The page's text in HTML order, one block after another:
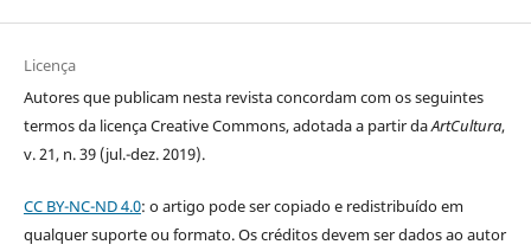
Licença
Autores que publicam nesta revista concordam com os seguintes
termos da licença Creative Commons, adotada a partir daArtCultura,
v. 21, n. 39 (jul.-dez. 2019).
CC BY-NC-ND 4.0: o artigo pode ser copiado e redistribuído em
qualquer suporte ou formato. Os créditos devem ser dados ao autor